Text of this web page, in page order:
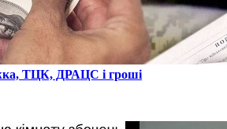
ТЦК, ДРАЦС і гроші